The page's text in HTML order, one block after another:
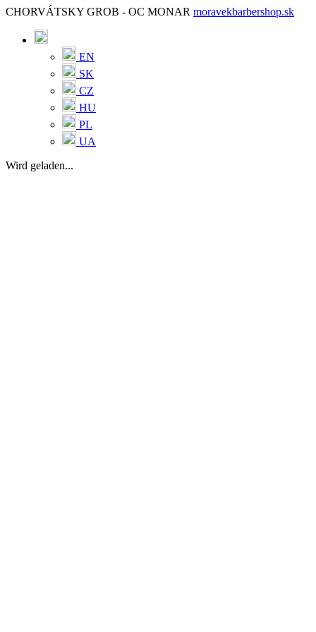
CHORVÁTSKY GROB - OC MONAR moravekbarbershop.sk
EN
SK
CZ
HU
PL
UA
Wird geladen...